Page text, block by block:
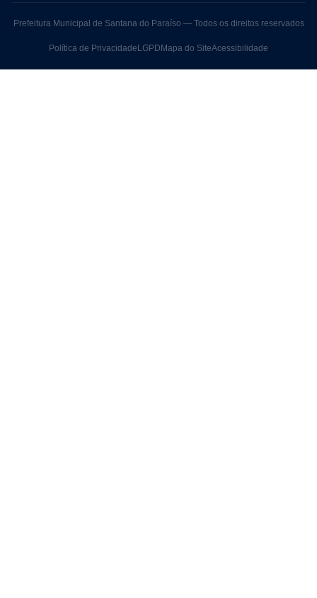
Prefeitura Municipal de Santana do Paraíso — Todos os direitos reservados
Política de Privacidade LGPD Mapa do SiteAcessibilidade